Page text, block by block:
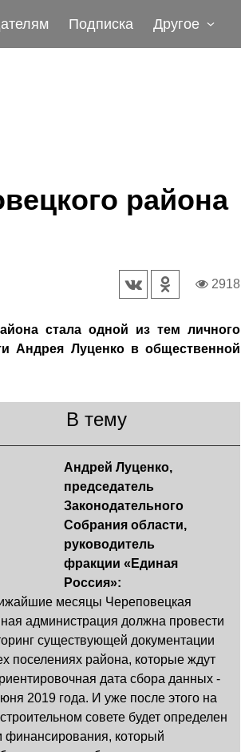
Подписка Другое
района
2918
стала одной из тем личного
Андрея Луценко в общественной
В тему
Андрей Луценко,
председатель
Законодательного
Собрания области,
руководитель
фракции «Единая
Россия»:
месяцы Череповецкая
администрация должна провести
существующей документации
поселениях района, которые ждут
дата сбора данных -
2019 года. И уже после этого на
совете будет определен
финансирования, который